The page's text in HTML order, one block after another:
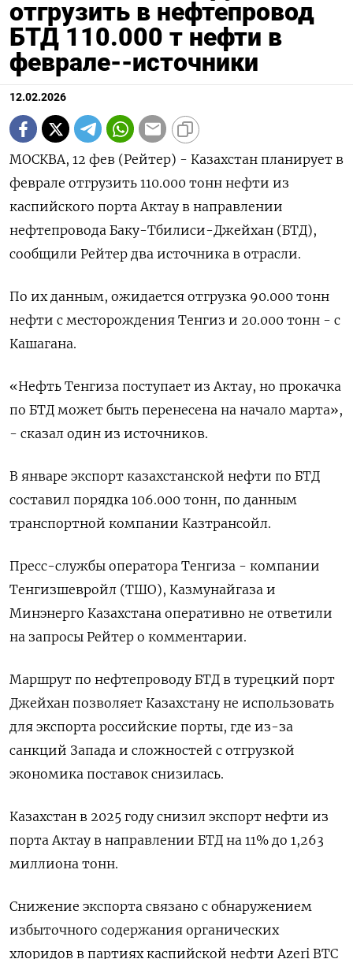
отгрузить в нефтепровод
БТД 110.000 т нефти в
феврале--источники
12.02.2026
МОСКВА, 12 фев (Рейтер) - Казахстан планирует в
феврале отгрузить 110.000 тонн нефти из
каспийского порта Актау в направлении
нефтепровода ‌Баку-Тбилиси-Джейхан (БТД),
сообщили Рейтер два источника в отрасли.
По их данным, ожидается отгрузка 90.000 тонн
нефти ​с месторождения Тенгиз и ​20.000 ​тонн - с
⁠Кашагана.
«Нефть Тенгиза поступает из ‌Актау, но прокачка
по БТД ‌может быть перенесена на начало марта»,
- сказал один из источников.
В ​январе экспорт казахстанской нефти по БТД
‌составил порядка 106.000 тонн, по данным
транспортной компании ​Казтрансойл.
Пресс-службы оператора Тенгиза - компании
Тенгизшевройл (ТШО), ‌Казмунайгаза и
Минэнерго Казахстана оперативно не ответили
на запросы Рейтер о комментарии.
Маршрут по нефтепроводу БТД ​в турецкий порт ​
Джейхан позволяет Казахстану ‌не использовать
для экспорта российские порты, где из-за ​
санкций Запада и сложностей с отгрузкой
экономика поставок снизилась.
Казахстан в 2025 году снизил экспорт нефти из
порта Актау в направлении БТД на 11% до 1,263
миллиона тонн.
Снижение экспорта связано с обнаружением
избыточного содержания органических
хлоридов ​в партиях ⁠каспийской нефти Azeri BTC